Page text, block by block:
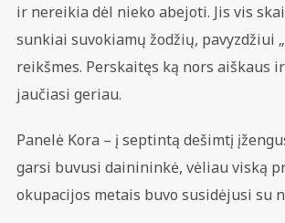
ir nereikia dėl nieko abejoti. Jis vis
sunkiai suvokiamų žodžių, pavyzdžiui
reikšmes. Perskaitęs ką nors aiškaus
jaučiasi geriau.
Panelė Kora – į septintą dešimtį
garsi buvusi dainininkė, vėliau viską
okupacijos metais buvo susidėjusi su